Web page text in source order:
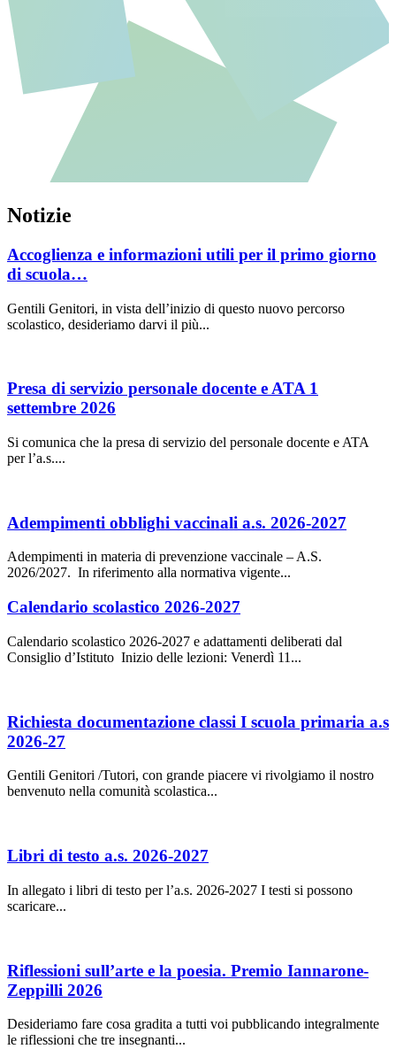
Notizie
Accoglienza e informazioni utili per il primo giorno
di scuola…
Gentili Genitori, in vista dell’inizio di questo nuovo percorso
scolastico, desideriamo darvi il più...
Presa di servizio personale docente e ATA 1
settembre 2026
Si comunica che la presa di servizio del personale docente e ATA
per l’a.s....
Adempimenti obblighi vaccinali a.s. 2026-2027
Adempimenti in materia di prevenzione vaccinale – A.S.
2026/2027. In riferimento alla normativa vigente...
Calendario scolastico 2026-2027
Calendario scolastico 2026-2027 e adattamenti deliberati dal
Consiglio d’Istituto Inizio delle lezioni: Venerdì 11...
Richiesta documentazione classi I scuola primaria a.s
2026-27
Gentili Genitori /Tutori, con grande piacere vi rivolgiamo il nostro
benvenuto nella comunità scolastica...
Libri di testo a.s. 2026-2027
In allegato i libri di testo per l’a.s. 2026-2027 I testi si possono
scaricare...
Riflessioni sull’arte e la poesia. Premio Iannarone-
Zeppilli 2026
Desideriamo fare cosa gradita a tutti voi pubblicando integralmente
le riflessioni che tre insegnanti...